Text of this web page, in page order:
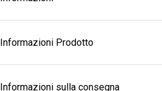
Informazioni Prodotto
Informazioni sulla consegna